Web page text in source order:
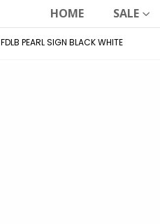
HOME SALE
FDLB PEARL SIGN BLACK WHITE